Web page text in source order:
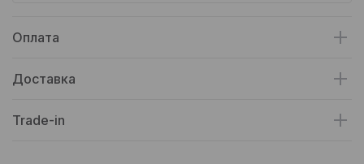
Оплата
Доставка
Trade-in